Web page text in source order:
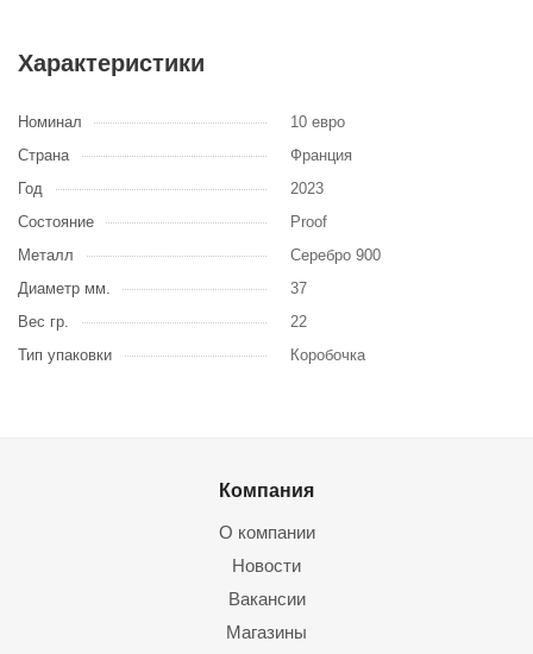
Характеристики
Номинал
10 евро
Страна
Франция
Год
2023
Состояние
Proof
Металл
Серебро 900
Диаметр мм.
37
Вес гр.
22
Тип упаковки
Коробочка
Компания
О компании
Новости
Вакансии
Магазины